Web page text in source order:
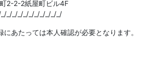
2-2-2紙屋町ビル4F
_/_/_/_/_/_/_/_/_/_/
あたっては本人確認が必要となります。